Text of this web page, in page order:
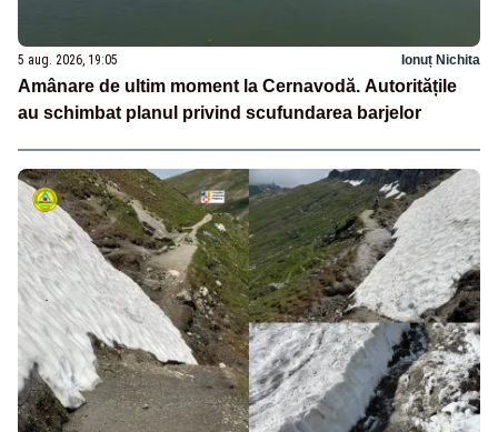
5 aug. 2026, 19:05 Ionuț Nichita
Amânare de ultim moment la Cernavodă. Autoritățile
au schimbat planul privind scufundarea barjelor